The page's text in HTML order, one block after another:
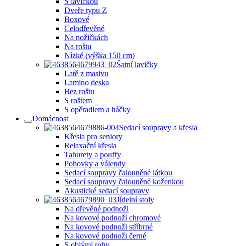
Dveře typu Z
Boxové
Celodřevěné
Na nožičkách
Na roštu
Nízké (výška 150 cm)
Šatní lavičky
Latě z masivu
Lamino deska
Bez roštu
S roštem
S opěradlem a háčky
Domácnost
Sedací soupravy a křesla
Křesla pro seniory
Relaxační křesla
Taburety a pouffy
Pohovky a válendy
Sedací soupravy čalouněné látkou
Sedací soupravy čalouněné koženkou
Akustické sedací soupravy
Jídelní stoly
Na dřevěné podnoži
Na kovové podnoži chromové
Na kovové podnoži stříbrné
Na kovové podnoži černé